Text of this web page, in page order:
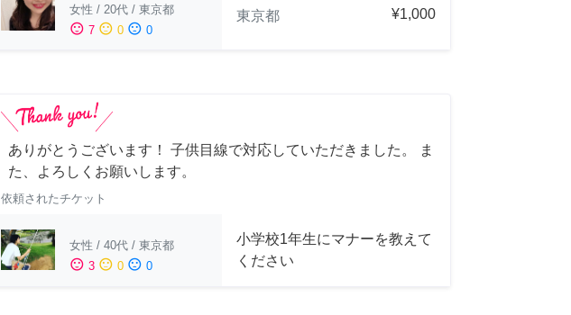
女性 / 20代 / 東京都
sentiment_satisfied 7 sentiment_neutral 0 sentiment_dissatisfied 0
東京都
¥1,000
ありがとうございます！ 子供目線で対応していただきました。 ま
た、よろしくお願いします。
依頼されたチケット
女性 / 40代 / 東京都
sentiment_satisfied 3 sentiment_neutral 0 sentiment_dissatisfied 0
小学校1年生にマナーを教えて
ください